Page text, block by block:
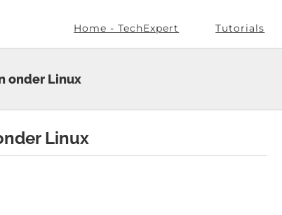
Home - TechExpert Tutorials
onder Linux
Linux